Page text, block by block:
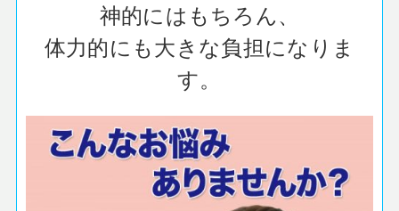
神的にはもちろん、
体力的にも大きな負担になりま
す。